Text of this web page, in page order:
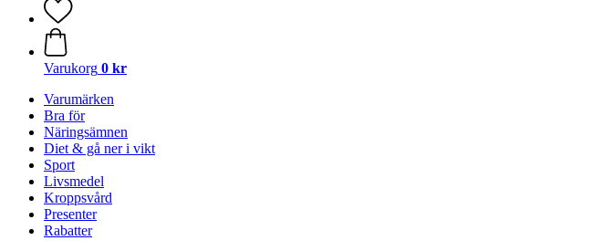
Varukorg 0 kr
Varumärken
Bra för
Näringsämnen
Diet & gå ner i vikt
Sport
Livsmedel
Kroppsvård
Presenter
Rabatter